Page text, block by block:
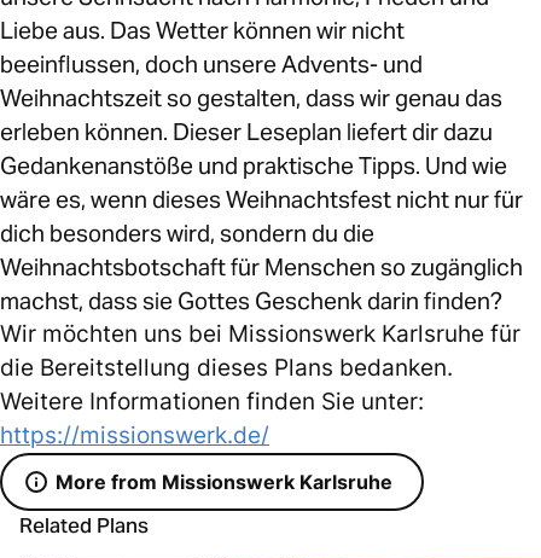
Liebe aus. Das Wetter können wir nicht
beeinflussen, doch unsere Advents- und
Weihnachtszeit so gestalten, dass wir genau das
erleben können. Dieser Leseplan liefert dir dazu
Gedankenanstöße und praktische Tipps. Und wie
wäre es, wenn dieses Weihnachtsfest nicht nur für
dich besonders wird, sondern du die
Weihnachtsbotschaft für Menschen so zugänglich
machst, dass sie Gottes Geschenk darin finden?
Wir möchten uns bei Missionswerk Karlsruhe für
die Bereitstellung dieses Plans bedanken.
Weitere Informationen finden Sie unter:
https://missionswerk.de/
More from Missionswerk Karlsruhe
Related Plans